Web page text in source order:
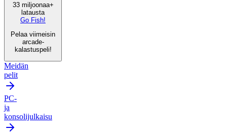
33 miljoonaa+
latausta
Go Fish!
Pelaa viimeisin
arcade-
kalastuspeli!
Meidän
pelit
PC-
ja
konsolijulkaisu